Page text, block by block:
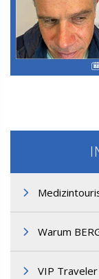
Warum
VIP